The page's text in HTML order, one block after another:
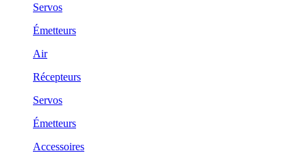
Servos
Émetteurs
Air
Récepteurs
Servos
Émetteurs
Accessoires